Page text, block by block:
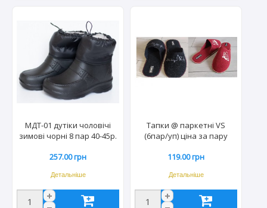
МДТ-01 дутіки чоловічі
зимові чорні 8 пар 40-45р.
257.00 грн
Детальніше
Тапки @ паркетні VS
(6пар/уп) ціна за пару
119.00 грн
Детальніше